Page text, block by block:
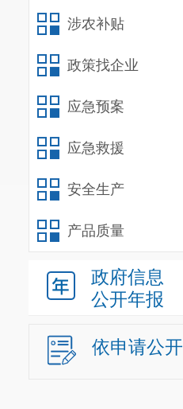
涉农补贴
政策找企业
应急预案
应急救援
安全生产
产品质量
政府信息
公开年报
依申请公开